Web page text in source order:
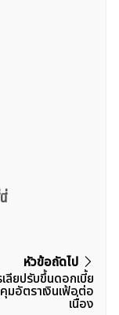
หัวข้อถัดไป
ลียปรับขึ้นดอกเบี้ย
มอัตราเงินเฟ้อต่อ
เนื่อง